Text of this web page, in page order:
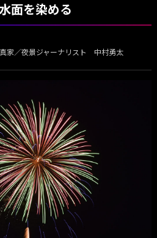
面を染める
家／夜景ジャーナリスト 中村勇太